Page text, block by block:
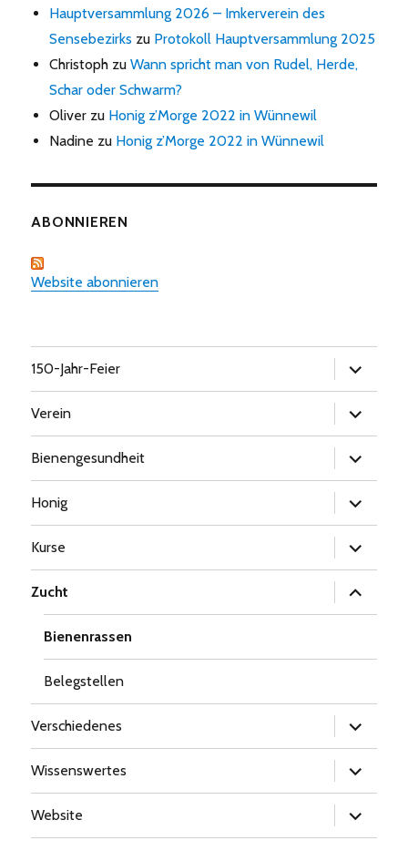
Hauptversammlung 2026 – Imkerverein des
Sensebezirks zu Protokoll Hauptversammlung 2025
Christoph zuWann spricht man von Rudel, Herde,
Schar oder Schwarm?
Oliver zu Honig z’Morge 2022 in Wünnewil
Nadine zu Honig z’Morge 2022 in Wünnewil
ABONNIEREN
Website abonnieren
150-Jahr-Feier
öffnen
Verein
öffnen
Bienengesundheit
öffnen
Honig
öffnen
Kurse
öffnen
Zucht
öffnen
Bienenrassen
Belegstellen
Verschiedenes
öffnen
Wissenswertes
öffnen
Website
öffnen